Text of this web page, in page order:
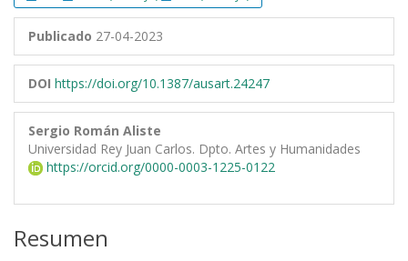
Publicado 27-04-2023
DOI https://doi.org/10.1387/ausart.24247
Sergio Román Aliste
Universidad Rey Juan Carlos. Dpto. Artes y Humanidades
https://orcid.org/0000-0003-1225-0122
Resumen